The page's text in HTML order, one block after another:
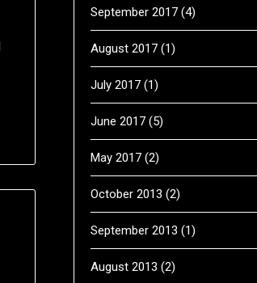
September 2017(4)
August 2017(1)
July 2017(1)
June 2017(5)
May 2017(2)
October 2013 (2)
September 2013 (1)
August 2013 (2)